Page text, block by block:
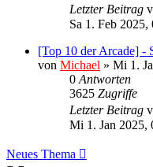
Letzter Beitrag
Sa 1. Feb 2025,
[Top 10 der Arcade] -
von Michael » Mi 1.
0 Antworten
3625 Zugriffe
Letzter Beitrag
Mi 1. Jan 2025,
Neues Thema